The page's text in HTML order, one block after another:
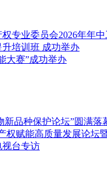
专业委员会2026年年
培训班 成功举办
大赛”成功举办
新品种保护论坛”圆满落
权赋能高质量发展论坛
视台专访